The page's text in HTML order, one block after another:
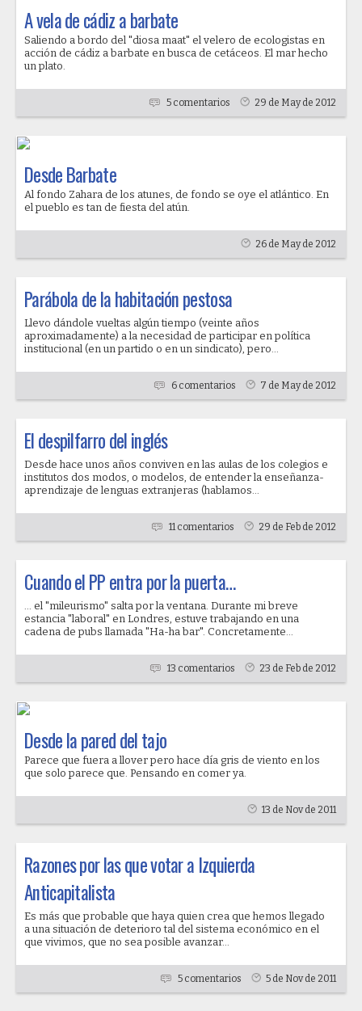
A vela de cádiz a barbate
Saliendo a bordo del "diosa maat" el velero de ecologistas en
acción de cádiz a barbate en busca de cetáceos. El mar hecho
un plato.
5 comentarios 29 de May de 2012
Desde Barbate
Al fondo Zahara de los atunes, de fondo se oye el atlántico. En
el pueblo es tan de fiesta del atún.
26 de May de 2012
Parábola de la habitación pestosa
Llevo dándole vueltas algún tiempo (veinte años
aproximadamente) a la necesidad de participar en política
institucional (en un partido o en un sindicato), pero...
6 comentarios 7 de May de 2012
El despilfarro del inglés
Desde hace unos años conviven en las aulas de los colegios e
institutos dos modos, o modelos, de entender la enseñanza-
aprendizaje de lenguas extranjeras (hablamos...
11 comentarios 29 de Feb de 2012
Cuando el PP entra por la puerta…
... el "mileurismo" salta por la ventana. Durante mi breve
estancia "laboral" en Londres, estuve trabajando en una
cadena de pubs llamada "Ha-ha bar". Concretamente...
13 comentarios 23 de Feb de 2012
Desde la pared del tajo
Parece que fuera a llover pero hace día gris de viento en los
que solo parece que. Pensando en comer ya.
13 de Nov de 2011
Razones por las que votar a Izquierda
Anticapitalista
Es más que probable que haya quien crea que hemos llegado
a una situación de deterioro tal del sistema económico en el
que vivimos, que no sea posible avanzar...
5 comentarios 5 de Nov de 2011